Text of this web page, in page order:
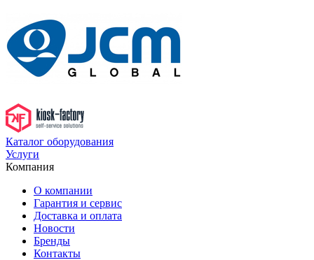
Каталог оборудования
Услуги
Компания
О компании
Гарантия и сервис
Доставка и оплата
Новости
Бренды
Контакты